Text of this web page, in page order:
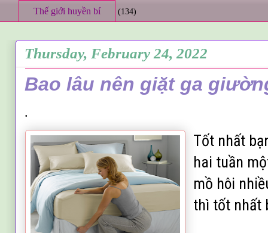
Thế giới huyền bí (134)
Thursday, February 24, 2022
Bao lâu nên giặt ga
.
Tốt nhất
hai tuần
mồ hôi
thì tốt nhất